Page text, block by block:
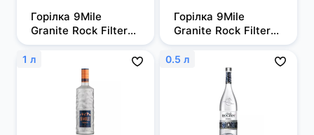
Горілка 9Mile
Granite Rock Filtered
0,5л, 37,5%
Горілка 9Mile
Granite Rock Filtered
0,7 л, 37,5%
1 л 0.5 л